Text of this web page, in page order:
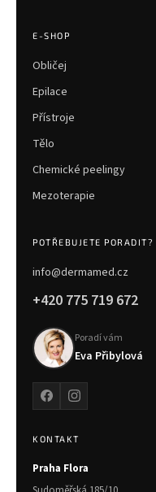
E-SHOP
Obličej
Epilace
Přístroje
Tělo
Chemické peelingy
Mezoterapie
POTŘEBUJETE PORADIT?
info@dermamed.cz
+420 775 719 672
Poradí vám
Eva Přibylová
KONTAKT
Praha Flora